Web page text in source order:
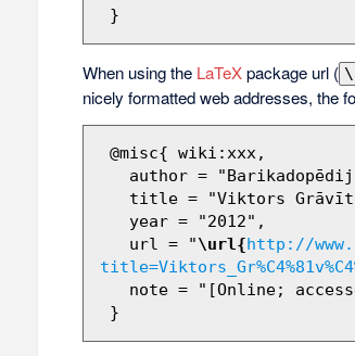
When using the LaTeXpackage url (
nicely formatted web addresses, the
   url = "
\url{http://